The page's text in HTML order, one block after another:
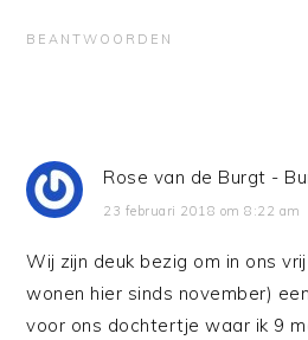
BEANTWOORDEN
Rose van de Burgt -
23 februari 2018 om 8:22 am
Wij zijn deuk bezig om in ons
wonen hier sinds november)
voor ons dochtertje waar ik 9